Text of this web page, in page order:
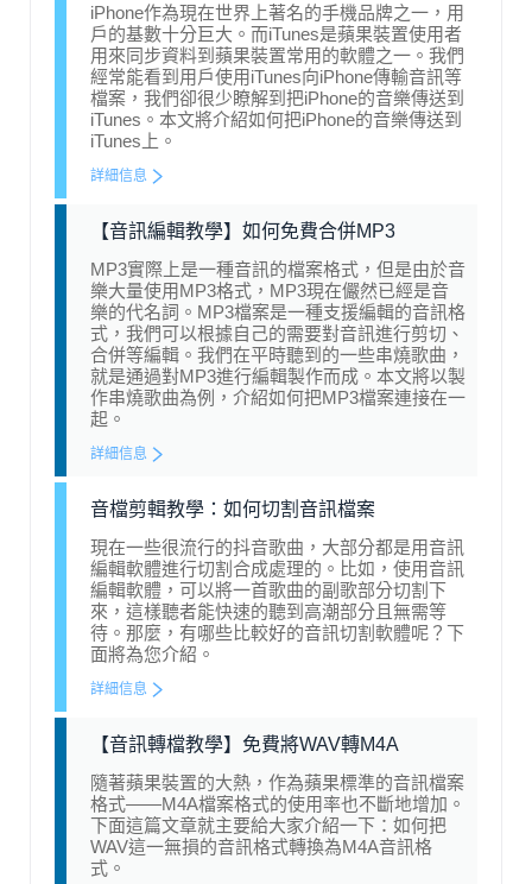
iPhone作為現在世界上著名的手機品牌之一，用
戶的基數十分巨大。而iTunes是蘋果裝置使用者
用來同步資料到蘋果裝置常用的軟體之一。我們
經常能看到用戶使用iTunes向iPhone傳輸音訊等
檔案，我們卻很少瞭解到把iPhone的音樂傳送到
iTunes。本文將介紹如何把iPhone的音樂傳送到
iTunes上。
詳細信息
【音訊編輯教學】如何免費合併MP3
MP3實際上是一種音訊的檔案格式，但是由於音
樂大量使用MP3格式，MP3現在儼然已經是音
樂的代名詞。MP3檔案是一種支援編輯的音訊格
式，我們可以根據自己的需要對音訊進行剪切、
合併等編輯。我們在平時聽到的一些串燒歌曲，
就是通過對MP3進行編輯製作而成。本文將以製
作串燒歌曲為例，介紹如何把MP3檔案連接在一
起。
詳細信息
音檔剪輯教學：如何切割音訊檔案
現在一些很流行的抖音歌曲，大部分都是用音訊
編輯軟體進行切割合成處理的。比如，使用音訊
編輯軟體，可以將一首歌曲的副歌部分切割下
來，這樣聽者能快速的聽到高潮部分且無需等
待。那麼，有哪些比較好的音訊切割軟體呢？下
面將為您介紹。
詳細信息
【音訊轉檔教學】免費將WAV轉M4A
隨著蘋果裝置的大熱，作為蘋果標準的音訊檔案
格式——M4A檔案格式的使用率也不斷地增加。
下面這篇文章就主要給大家介紹一下：如何把
WAV這一無損的音訊格式轉換為M4A音訊格
式。